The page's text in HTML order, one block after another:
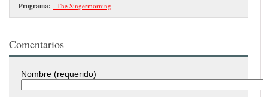
Programa: - The Singermorning
Comentarios
Nombre (requerido)